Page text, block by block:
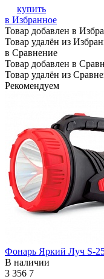
купить
в Избранное
Товар добавлен в
Товар удалён из
в Сравнение
Товар добавлен в
Товар удалён из
Рекомендуем
Фонарь Яркий Луч S-
В наличии
3 356 7